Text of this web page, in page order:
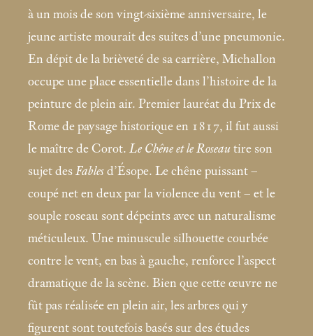
à un mois de son vingt-sixième anniversaire, le
jeune artiste mourait des suites d’une pneumonie.
En dépit de la brièveté de sa carrière, Michallon
occupe une place essentielle dans l’histoire de la
peinture de plein air. Premier lauréat du Prix de
Rome de paysage historique en 1817, il fut aussi
le maître de Corot. Le Chêne et le Roseau tire son
sujet des Fables d’Ésope. Le chêne puissant –
coupé net en deux par la violence du vent – et le
souple roseau sont dépeints avec un naturalisme
méticuleux. Une minuscule silhouette courbée
contre le vent, en bas à gauche, renforce l’aspect
dramatique de la scène. Bien que cette œuvre ne
fût pas réalisée en plein air, les arbres qui y
figurent sont toutefois basés sur des études